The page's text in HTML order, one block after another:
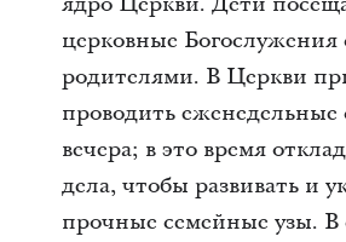
церковные Богослужения
родителями. В Церкви
проводить
вечера; в это время
дела, чтобы развивать и
прочные семейные узы. В